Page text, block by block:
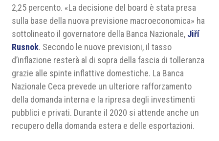
2,25 percento. «La decisione del board è stata presa
sulla base della nuova previsione macroeconomica» ha
sottolineato il governatore della Banca Nazionale, Jiří
Rusnok. Secondo le nuove previsioni, il tasso
d’inflazione resterà al di sopra della fascia di tolleranza
grazie alle spinte inflattive domestiche. La Banca
Nazionale Ceca prevede un ulteriore rafforzamento
della domanda interna e la ripresa degli investimenti
pubblici e privati. Durante il 2020 si attende anche un
recupero della domanda estera e delle esportazioni.